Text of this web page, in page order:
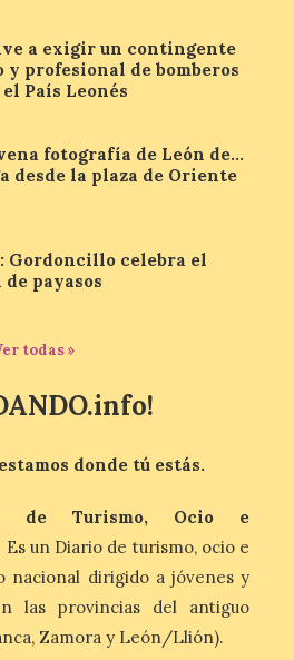
de León
Una iniciativa
por la sección
la Asociación
y el Diario de
para
Miguel Robles
de […]
en la
que se
en el mes de
en la localidad
a la marimba y
La Plaza del
acogerá
a exigir un contingente
y profesional de bomberos
País Leonés
fotografía de León de…
desde la plaza de Oriente
Gordoncillo celebra el
payasos
todas »
donde tú estás.
de Turismo, Ocio e
Es un Diario de turismo, ocio e
nacional dirigido a jóvenes y
las provincias del antiguo
Zamora y León/Llión).